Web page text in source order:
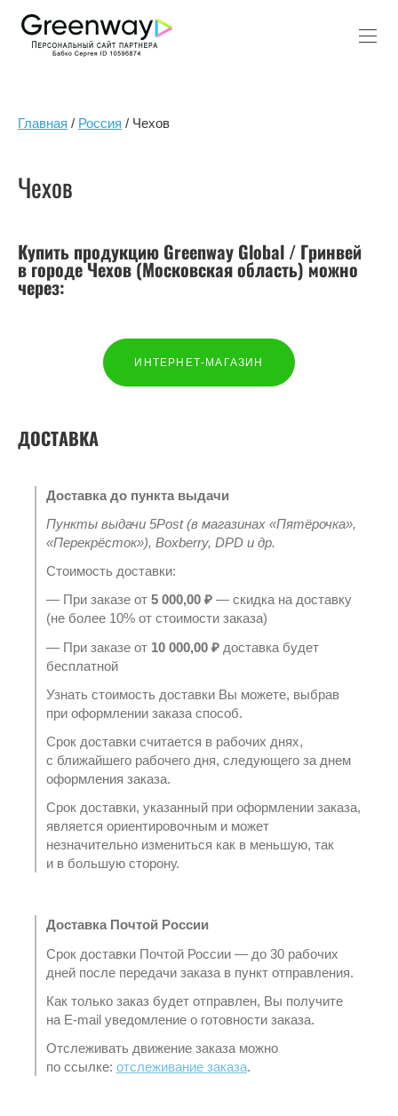
Главная / Россия / Чехов
Чехов
Купить продукцию Greenway Global / Гринвей
в городе Чехов (Московская область) можно
через:
ИНТЕРНЕТ-МАГАЗИН
ДОСТАВКА
Доставка до пункта выдачи
Пункты выдачи 5Post (в магазинах «Пятёрочка»,
«Перекрёсток»), Boxberry, DPD и др.
Стоимость доставки:
— При заказе от 5 000,00 ₽ — скидка на доставку
(не более 10% от стоимости заказа)
— При заказе от 10 000,00 ₽ доставка будет
бесплатной
Узнать стоимость доставки Вы можете, выбрав
при оформлении заказа способ.
Срок доставки считается в рабочих днях,
с ближайшего рабочего дня, следующего за днем
оформления заказа.
Срок доставки, указанный при оформлении заказа,
является ориентировочным и может
незначительно измениться как в меньшую, так
и в большую сторону.
Доставка Почтой России
Срок доставки Почтой России — до 30 рабочих
дней после передачи заказа в пункт отправления.
Как только заказ будет отправлен, Вы получите
на E-mail уведомление о готовности заказа.
Отслеживать движение заказа можно
по ссылке: отслеживание заказа.